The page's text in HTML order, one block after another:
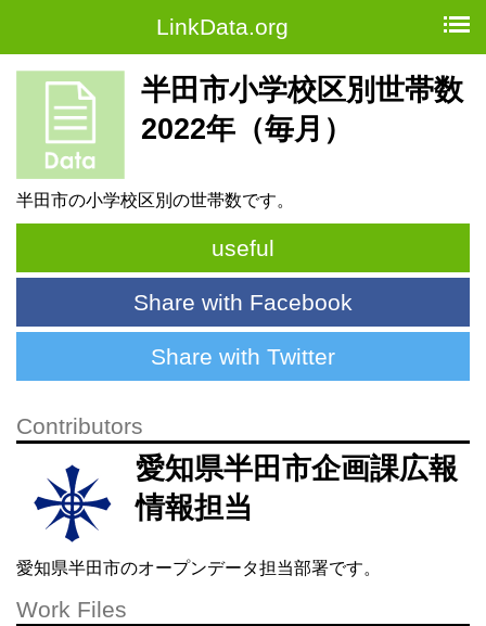
LinkData.org
半田市小学校区別世帯数
2022年（毎月）
半田市の小学校区別の世帯数です。
useful
Share with Facebook
Share with Twitter
Contributors
愛知県半田市企画課広報
情報担当
愛知県半田市のオープンデータ担当部署です。
Work Files